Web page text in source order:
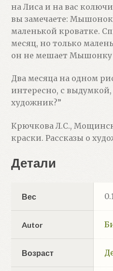
на Лиса и на вас
вы замечаете: Мышонок
маленькой кроватке.
месяц, но только
он не мешает Мышонку
Два месяца на одном
интересно, с выдумкой,
художник?”
Крючкова Л.С.,
краски. Рассказы о
Детали
Вес
Autor
Возраст